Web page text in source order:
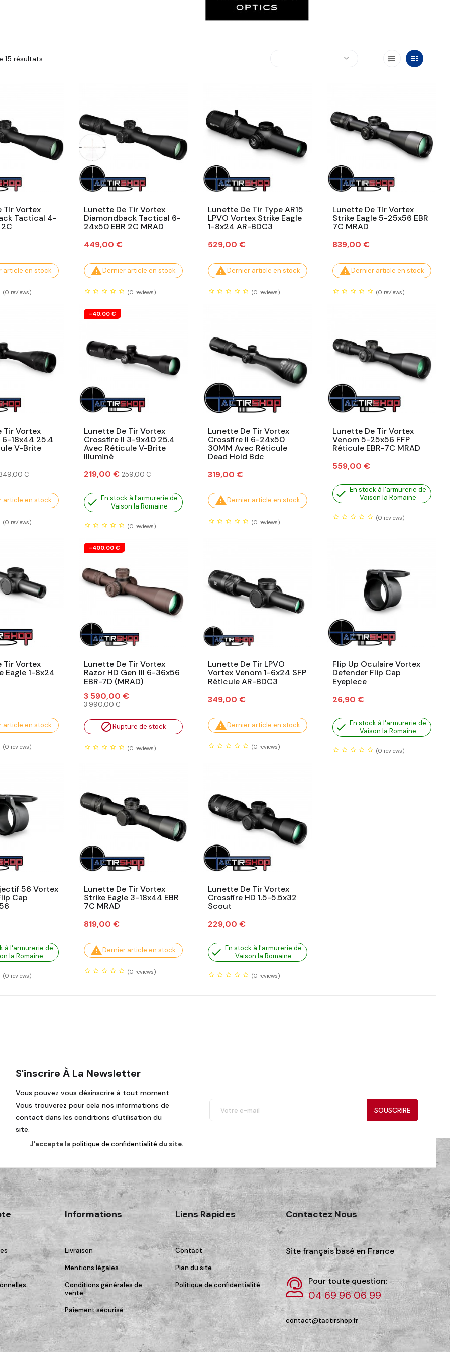
15 résultats
Tir Vortex
Tactical 4-
article en stock
(0 reviews)
Lunette De Tir Vortex
Diamondback Tactical 6-
24x50 EBR 2C MRAD
Prix
449,00 €
Dernier article en stock
(0 reviews)
Lunette De Tir Type AR15
LPVO Vortex Strike Eagle
1-8x24 AR-BDC3
Prix
529,00 €
Dernier article en stock
(0 reviews)
Lunette De Tir Vortex
Strike Eagle 5-25x56 EBR
7C MRAD
Prix
839,00 €
Dernier article en stock
(0 reviews)
Tir Vortex
6-18x44 25.4
V-Brite
€
article en stock
(0 reviews)
-40,00 €
Lunette De Tir Vortex
Crossfire II 3-9x40 25.4
Avec Réticule V-Brite
Illuminé
Prix
219,00 €Prix
habituel
259,00 €
 En stock à l'armurerie de
Vaison la Romaine
(0 reviews)
Lunette De Tir Vortex
Crossfire II 6-24x50
30MM Avec Réticule
Dead Hold Bdc
Prix
319,00 €
Dernier article en stock
(0 reviews)
Lunette De Tir Vortex
Venom 5-25x56 FFP
Réticule EBR-7C MRAD
Prix
559,00 €
 En stock à l'armurerie de
Vaison la Romaine
(0 reviews)
Tir Vortex
Eagle 1-8x24
article en stock
(0 reviews)
-400,00 €
Lunette De Tir Vortex
Razor HD Gen III 6-36x56
EBR-7D (MRAD)
Prix
3 590,00 €Prix
3 990,00 €
Rupture de stock
(0 reviews)
Lunette De Tir LPVO
Vortex Venom 1-6x24 SFP
Réticule AR-BDC3
Prix
349,00 €
Dernier article en stock
(0 reviews)
Flip Up Oculaire Vortex
Defender Flip Cap
Eyepiece
Prix
26,90 €
 En stock à l'armurerie de
Vaison la Romaine
(0 reviews)
56 Vortex
Cap
à l'armurerie de
la Romaine
(0 reviews)
Lunette De Tir Vortex
Strike Eagle 3-18x44 EBR
7C MRAD
Prix
819,00 €
Dernier article en stock
(0 reviews)
Lunette De Tir Vortex
Crossfire HD 1.5-5.5x32
Scout
Prix
229,00 €
 En stock à l'armurerie de
Vaison la Romaine
(0 reviews)
S'inscrire À La Newsletter
Vous pouvez vous désinscrire à tout moment.
Vous trouverez pour cela nos informations de
contact dans les conditions d'utilisation du
site.
J'accepte la politique de confidentialité du site.
SOUSCRIRE
Informations
Livraison
Mentions légales
Conditions générales de
vente
Paiement sécurisé
Liens Rapides
Contact
Plan du site
Politique de confidentialité
Contactez Nous
Site français basé en France
Pour toute question:
04 69 96 06 99
contact@tactirshop.fr